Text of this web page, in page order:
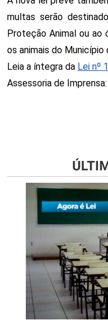
multas serão
Proteção Animal ou ao
os animais do Município
Leia a íntegra da Lei nº
Assessoria de